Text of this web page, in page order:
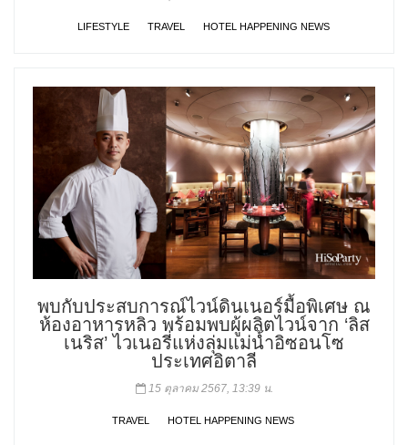
LIFESTYLE TRAVEL HOTEL HAPPENING NEWS
พบกับประสบการณ์ไวน์ดินเนอร์มื้อพิเศษ ณ
ห้องอาหารหลิว พร้อมพบผู้ผลิตไวน์จาก ‘ลิส
เนริส’ ไวเนอรี่แห่งลุ่มแม่น้ำอิซอนโซ
ประเทศอิตาลี
15 ตุลาคม 2567, 13:39 น.
TRAVEL HOTEL HAPPENING NEWS